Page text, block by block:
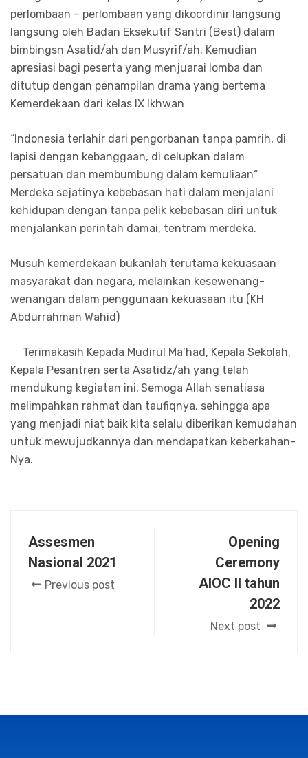
perlombaan – perlombaan yang dikoordinir langsung
langsung oleh Badan Eksekutif Santri (Best) dalam
bimbingsn Asatid/ah dan Musyrif/ah. Kemudian
apresiasi bagi peserta yang menjuarai lomba dan
ditutup dengan penampilan drama yang bertema
Kemerdekaan dari kelas IX Ikhwan
“Indonesia terlahir dari pengorbanan tanpa pamrih, di
lapisi dengan kebanggaan, di celupkan dalam
persatuan dan membumbung dalam kemuliaan“
Merdeka sejatinya kebebasan hati dalam menjalani
kehidupan dengan tanpa pelik kebebasan diri untuk
menjalankan perintah damai, tentram merdeka.
Musuh kemerdekaan bukanlah terutama kekuasaan
masyarakat dan negara, melainkan kesewenang-
wenangan dalam penggunaan kekuasaan itu (KH
Abdurrahman Wahid)
Terimakasih Kepada Mudirul Ma’had, Kepala Sekolah,
Kepala Pesantren serta Asatidz/ah yang telah
mendukung kegiatan ini. Semoga Allah senatiasa
melimpahkan rahmat dan taufiqnya, sehingga apa
yang menjadi niat baik kita selalu diberikan kemudahan
untuk mewujudkannya dan mendapatkan keberkahan-
Nya.
Assesmen
Nasional 2021
Previous post
Opening
Ceremony
AIOC II tahun
2022
Next post